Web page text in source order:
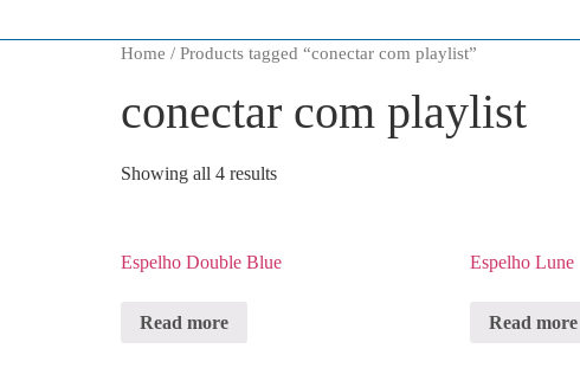
Home / Products tagged “conectar com playlist”
conectar com playlist
Showing all 4 results
Espelho Double Blue
Read more
Espelho Lune
Read more